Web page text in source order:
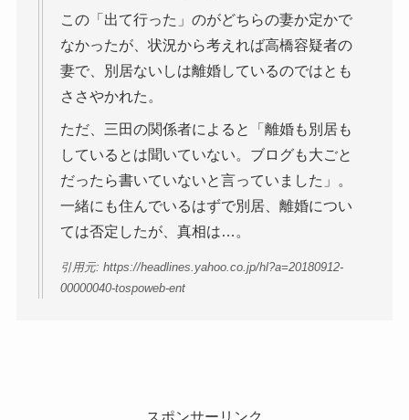
この「出て行った」のがどちらの妻か定かで
なかったが、状況から考えれば高橋容疑者の
妻で、別居ないしは離婚しているのではとも
ささやかれた。
ただ、三田の関係者によると「離婚も別居も
しているとは聞いていない。ブログも大ごと
だったら書いていないと言っていました」。
一緒にも住んでいるはずで別居、離婚につい
ては否定したが、真相は…。
引用元: https://headlines.yahoo.co.jp/hl?a=20180912-
00000040-tospoweb-ent
スポンサーリンク